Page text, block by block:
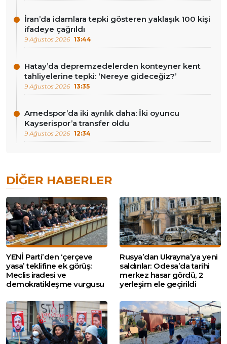
İran’da idamlara tepki gösteren yaklaşık 100 kişi
ifadeye çağrıldı
9 Ağustos 2026 13:44
Hatay’da depremzedelerden konteyner kent
tahliyelerine tepki: ‘Nereye gideceğiz?’
9 Ağustos 2026 13:35
Amedspor’da iki ayrılık daha: İki oyuncu
Kayserispor’a transfer oldu
9 Ağustos 2026 12:34
DIĞER HABERLER
YENİ Parti’den ‘çerçeve
yasa’ teklifine ek görüş:
Meclis iradesi ve
demokratikleşme vurgusu
Rusya’dan Ukrayna’ya yeni
saldırılar: Odesa’da tarihi
merkez hasar gördü, 2
yerleşim ele geçirildi